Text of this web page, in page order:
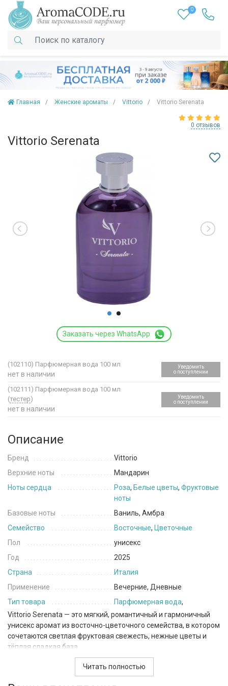
0
Главная Женские ароматы Vittorio Vittorio Serenata
0 отзывов
Vittorio Serenata
Заказать через WhatsApp
(102110) Парфюмерная вода 100 мл
нет в наличии
Уведомить
о поступлении
(102111) Парфюмерная вода 100 мл
(тестер)
нет в наличии
Уведомить
о поступлении
Описание
Бренд
Vittorio
Верхние ноты
Мандарин
Ноты сердца
Роза, Белые цветы, Фруктовые
ноты
Базовые ноты
Ваниль, Амбра
Семейство
Восточные, Цветочные
Пол
унисекс
Год
2025
Страна
Италия
Применение
Вечерние, Дневные
Тип товара
Парфюмерная вода,
Vittorio Serenata — это мягкий, романтичный и гармоничный
унисекс аромат из восточно-цветочного семейства, в котором
сочетаются светлая фруктовая свежесть, нежные цветы и
тёплая сладкая база.
С первых нот композиция раскрывается ярко и
жизнерадостно: мандарин придаёт сочную цитрусовую
Читать полностью